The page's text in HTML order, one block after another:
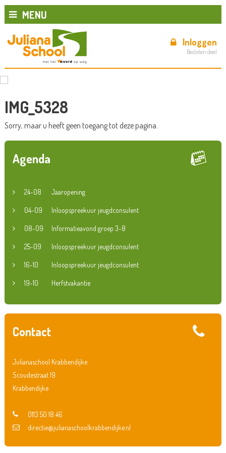
MENU
Inloggen
Besloten deel
IMG_5328
Sorry, maar u heeft geen toegang tot deze pagina.
Agenda
24-08 Jaaropening
04-09 Inloopspreekuur jeugdconsulent
08-09 Informatieavond groep 3-8
25-09 Inloopspreekuur jeugdconsulent
16-10 Inloopspreekuur jeugdconsulent
19-10 Herfstvakantie
Contact
Julianaschool Krabbendijke
Scoudestraat 19
Krabbendijke
0113 50 18 46
directie@julianaschoolkrabbendijke.nl